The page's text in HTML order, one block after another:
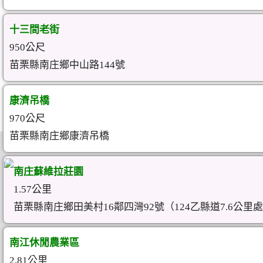
十三間老街
950公尺
苗栗縣南庄鄉中山路144號
康濟吊橋
970公尺
苗栗縣南庄鄉康濟吊橋
南庄蘇維拉莊園
1.57公里
苗栗縣南庄鄉田美村16鄰四灣92號（124乙縣道7.6公里
南江休閒農業區
2.81公里